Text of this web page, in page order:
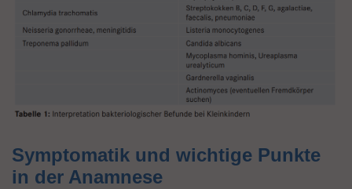
Symptomatik und wichtige Punkte
in der Anamnese